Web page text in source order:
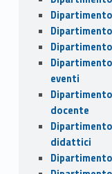
eventi
docente
didattici